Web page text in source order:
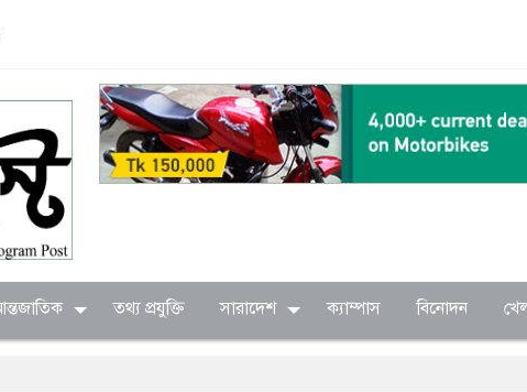
তথ্য প্রযুক্তি সারাদেশ ক্যাম্পাস বিনোদন